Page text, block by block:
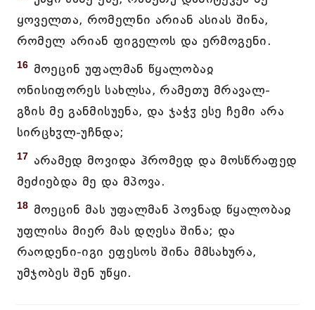
ყოველთა, რომელნი არიან ასიას შინა,
რომელ არიან ფიგელოს და ერმოგენი.
16 მოეცინ უფალმან წყალობაჲ
ონისიფორეს სახლსა, რამეთუ მრავალ-
გზის მე განმისუენა, და ჯაჭჳ ესე ჩემი არა
სირცხჳლ-უჩნდა;
17 არამედ მოვიდა ჰრომედ და მოსწრაფედ
მეძიებდა მე და მპოვა.
18 მოეცინ მას უფალმან პოვნად წყალობაჲ
უფლისა მიერ მას დღესა შინა; და
რაოდენი-იგი ეფესოს შინა მმსახურა,
უმჯობეს შენ უწყი.